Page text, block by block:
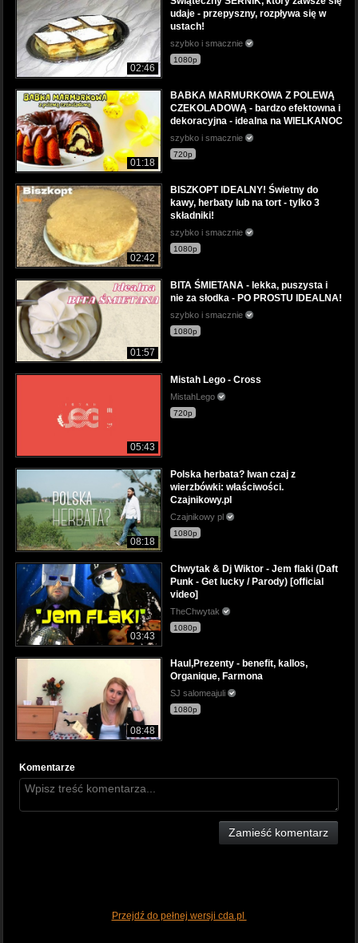
02:46
udaje - przepyszny, rozpływa się w
ustach!
szybko i smacznie
1080p
01:18
BABKA MARMURKOWA Z POLEWĄ
CZEKOLADOWĄ - bardzo efektowna i
dekoracyjna - idealna na WIELKANOC
szybko i smacznie
720p
02:42
BISZKOPT IDEALNY! Świetny do
kawy, herbaty lub na tort - tylko 3
składniki!
szybko i smacznie
1080p
01:57
BITA ŚMIETANA - lekka, puszysta i
nie za słodka - PO PROSTU IDEALNA!
szybko i smacznie
1080p
05:43
Mistah Lego - Cross
MistahLego
720p
08:18
Polska herbata? Iwan czaj z
wierzbówki: właściwości.
Czajnikowy.pl
Czajnikowy pl
1080p
03:43
Chwytak & Dj Wiktor - Jem flaki (Daft
Punk - Get lucky / Parody) [official
video]
TheChwytak
1080p
08:48
Haul,Prezenty - benefit, kallos,
Organique, Farmona
SJ salomeajuli
1080p
Komentarze
Zamieść komentarz
Przejdź do pełnej wersji cda.pl